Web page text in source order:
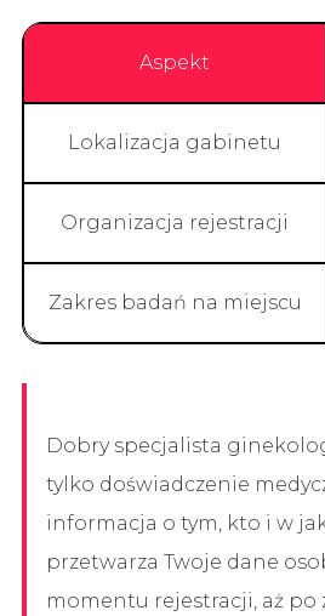
Aspekt
Lokalizacja gabinetu
Organizacja rejestracji
Zakres badań na miejscu
Dobry specjalista
tylko doświadczenie
informacja o tym, kto i w
przetwarza Twoje dane
momentu rejestracji, aż po